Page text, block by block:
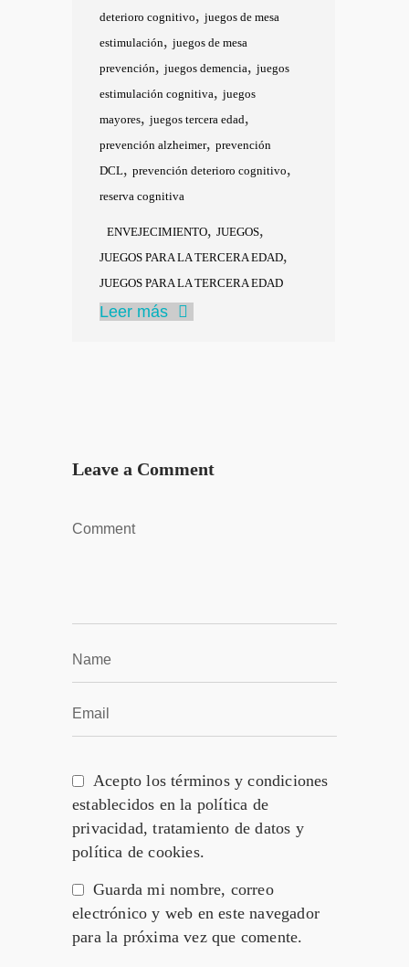
deterioro cognitivo, juegos de mesa
estimulación, juegos de mesa
prevención, juegos demencia, juegos
estimulación cognitiva, juegos
mayores, juegos tercera edad,
prevención alzheimer, prevención
DCL, prevención deterioro cognitivo,
reserva cognitiva
ENVEJECIMIENTO, JUEGOS,
JUEGOS PARA LA TERCERA EDAD,
JUEGOS PARA LA TERCERA EDAD
Leer más
Leave a Comment
Acepto los términos y condiciones
establecidos en la política de
privacidad, tratamiento de datos y
política de cookies.
Guarda mi nombre, correo
electrónico y web en este navegador
para la próxima vez que comente.